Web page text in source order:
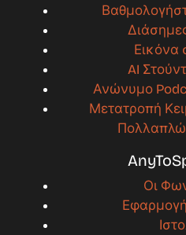
Εικόνα
AI
Ανώνυμο
Μετατροπή
Οι